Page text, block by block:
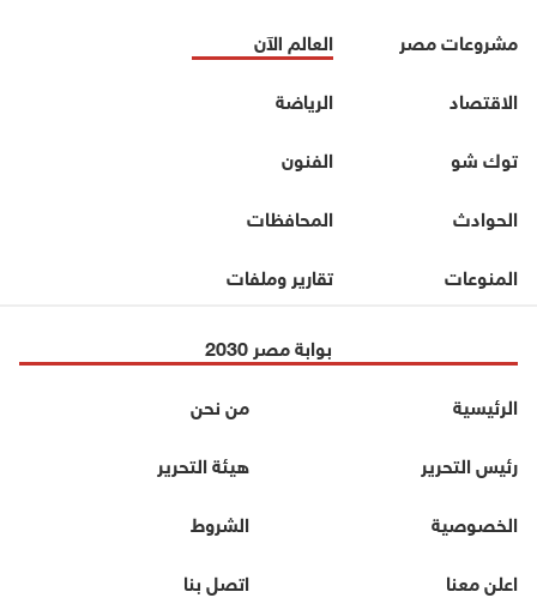
مشروعات مصر
العالم الآن
الاقتصاد
الرياضة
توك شو
الفنون
الحوادث
المحافظات
المنوعات
تقارير وملفات
بوابة مصر 2030
الرئيسية
من نحن
رئيس التحرير
هيئة التحرير
الخصوصية
الشروط
اعلن معنا
اتصل بنا